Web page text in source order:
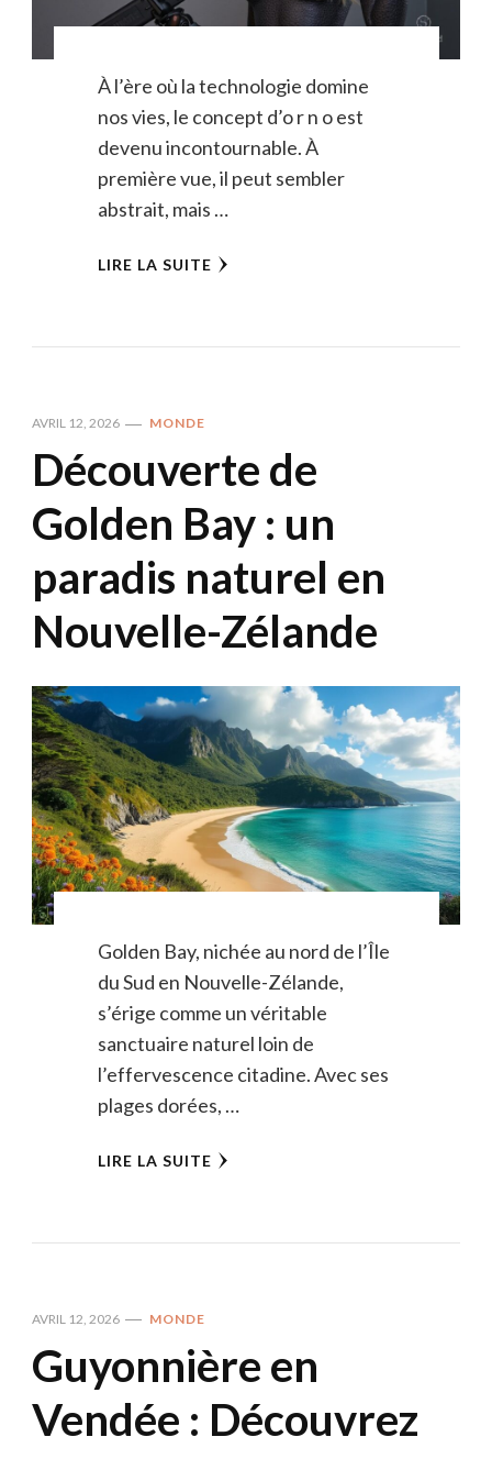
À l’ère où la technologie domine
nos vies, le concept d’o r n o est
devenu incontournable. À
première vue, il peut sembler
abstrait, mais …
LIRE LA SUITE
AVRIL 12, 2026 MONDE
Découverte de
Golden Bay : un
paradis naturel en
Nouvelle-Zélande
Golden Bay, nichée au nord de l’Île
du Sud en Nouvelle-Zélande,
s’érige comme un véritable
sanctuaire naturel loin de
l’effervescence citadine. Avec ses
plages dorées, …
LIRE LA SUITE
AVRIL 12, 2026 MONDE
Guyonnière en
Vendée : Découvrez